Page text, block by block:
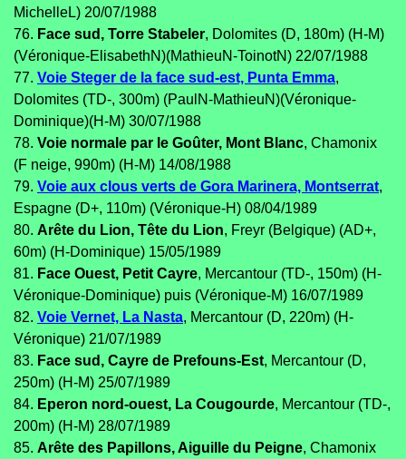
MichelleL) 20/07/1988
76. Face sud, Torre Stabeler, Dolomites (D, 180m) (H-M)
(Véronique-ElisabethN)(MathieuN-ToinotN) 22/07/1988
77. Voie Steger de la face sud-est, Punta Emma,
Dolomites (TD-, 300m) (PaulN-MathieuN)(Véronique-
Dominique)(H-M) 30/07/1988
78. Voie normale par le Goûter, Mont Blanc, Chamonix
(F neige, 990m) (H-M) 14/08/1988
79. Voie aux clous verts de Gora Marinera, Montserrat,
Espagne (D+, 110m) (Véronique-H) 08/04/1989
80. Arête du Lion, Tête du Lion, Freyr (Belgique) (AD+,
60m) (H-Dominique) 15/05/1989
81. Face Ouest, Petit Cayre, Mercantour (TD-, 150m) (H-
Véronique-Dominique) puis (Véronique-M) 16/07/1989
82. Voie Vernet, La Nasta, Mercantour (D, 220m) (H-
Véronique) 21/07/1989
83. Face sud, Cayre de Prefouns-Est, Mercantour (D,
250m) (H-M) 25/07/1989
84. Eperon nord-ouest, La Cougourde, Mercantour (TD-,
200m) (H-M) 28/07/1989
85. Arête des Papillons, Aiguille du Peigne, Chamonix